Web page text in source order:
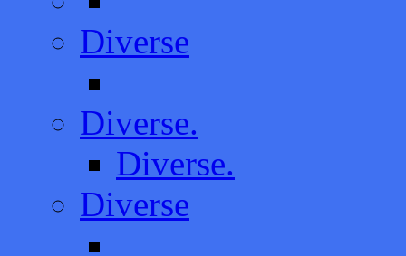
Diverse
Diverse.
Diverse.
Diverse